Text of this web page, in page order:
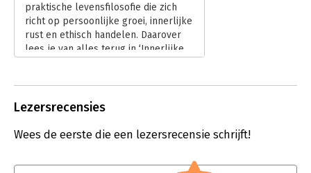
praktische levensfilosofie die zich
richt op persoonlijke groei, innerlijke
rust en ethisch handelen. Daarover
lees je van alles terug in ‘Innerlijke
tien geboden van de stoïcijnse
Lees verder
Lezersrecensies
Wees de eerste die een lezersrecensie schrijft!